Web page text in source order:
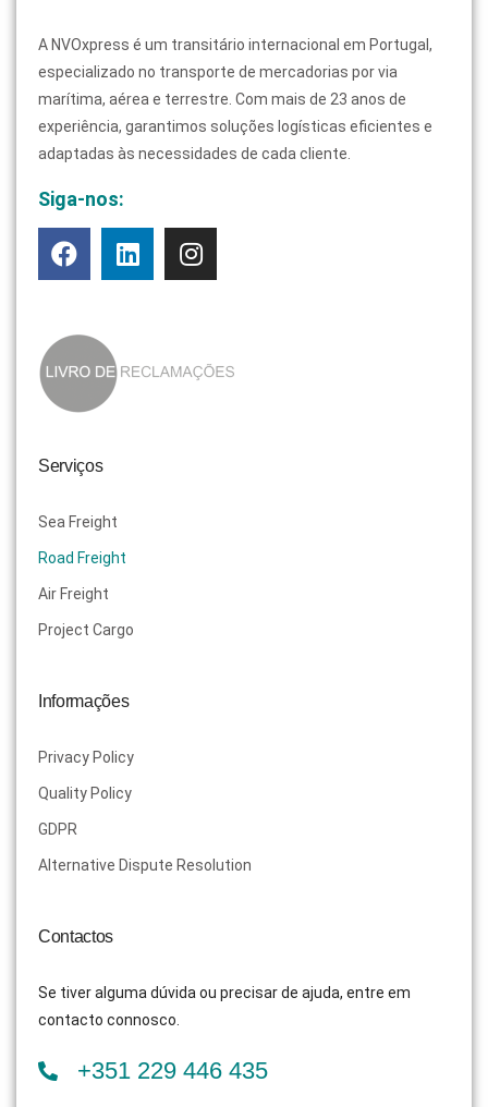
A NVOxpress é um transitário internacional em Portugal,
especializado no transporte de mercadorias por via
marítima, aérea e terrestre. Com mais de 23 anos de
experiência, garantimos soluções logísticas eficientes e
adaptadas às necessidades de cada cliente.
Siga-nos:
Serviços
Sea Freight
Road Freight
Air Freight
Project Cargo
Informações
Privacy Policy
Quality Policy
GDPR
Alternative Dispute Resolution
Contactos
Se tiver alguma dúvida ou precisar de ajuda, entre em
contacto connosco.
+351 229 446 435